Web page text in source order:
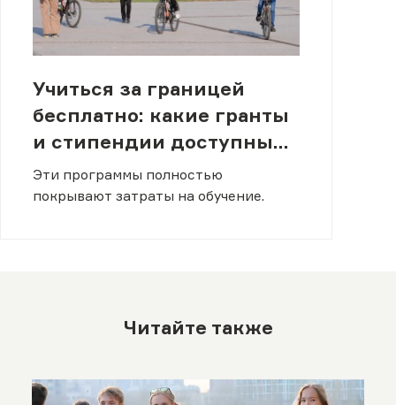
Учиться за границей
бесплатно: какие гранты
и стипендии доступны
студентам из Казахстана
Эти программы полностью
покрывают затраты на обучение.
Читайте также